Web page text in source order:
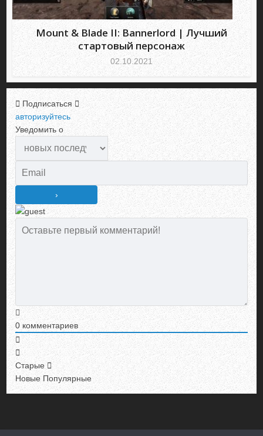
Mount & Blade II: Bannerlord | Лучший
стартовый персонаж
02.10.2021
Подписаться
авторизуйтесь
Уведомить о
0комментариев
Старые
Новые Популярные